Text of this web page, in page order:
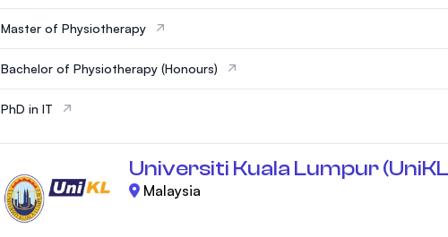
Master of Physiotherapy
Bachelor of Physiotherapy (Honours)
PhD in IT
Universiti Kuala Lumpur
Malaysia